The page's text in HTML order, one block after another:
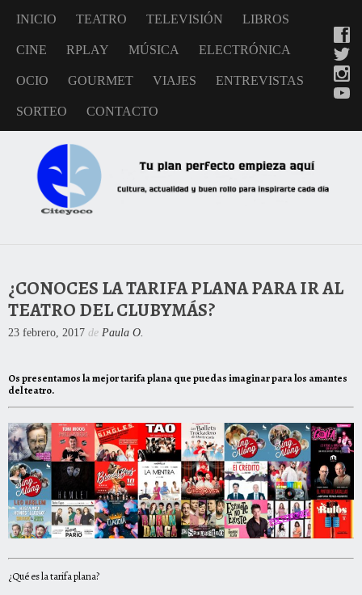
INICIO TEATRO TELEVISIÓN LIBROS
CINE RPLAY MÚSICA ELECTRÓNICA
OCIO GOURMET VIAJES ENTREVISTAS
SORTEO CONTACTO
¿CONOCES LA TARIFA PLANA PARA IR AL
TEATRO DEL CLUBYMÁS?
23 febrero, 2017 de Paula O.
Os presentamos la mejor tarifa plana que puedas imaginar para los amantes
del teatro.
¿Qué es la tarifa plana?